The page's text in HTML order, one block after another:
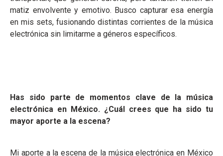
matiz envolvente y emotivo. Busco capturar esa energía
en mis sets, fusionando distintas corrientes de la música
electrónica sin limitarme a géneros específicos.
Has sido parte de momentos clave de la música
electrónica en México. ¿Cuál crees que ha sido tu
mayor aporte a la escena?
Mi aporte a la escena de la música electrónica en México